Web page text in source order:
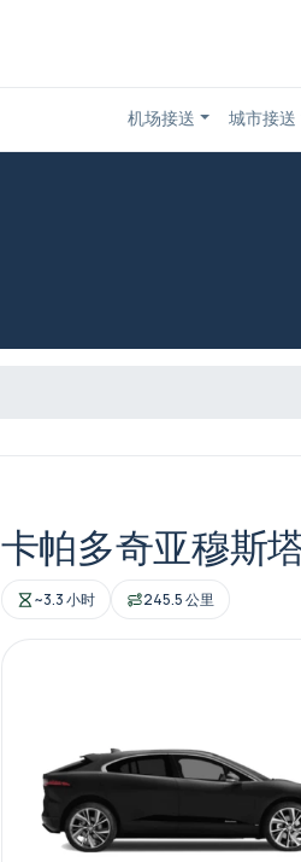
机场接送 城市接送
卡帕多奇亚穆斯
~3.3 小时 245.5 公里